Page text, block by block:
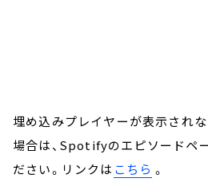
埋め込みプレイヤーが表示され
場合は、Spotifyのエピソードペ
ださい。リンクは こちら 。